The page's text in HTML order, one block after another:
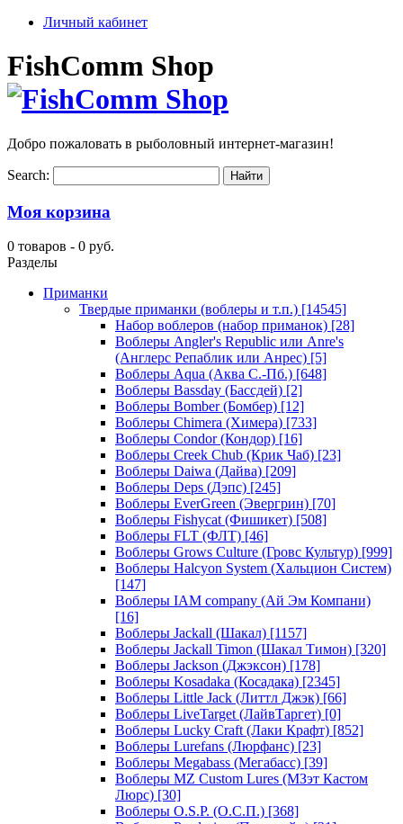
Личный кабинет
FishComm Shop
Добро пожаловать в рыболовный интернет-магазин!
Search:
Моя корзина
0 товаров - 0 руб.
Разделы
Приманки
Твердые приманки (воблеры и т.п.) [14545]
Набор воблеров (набор приманок) [28]
Воблеры Angler's Republic или Anre's
(Англерс Репаблик или Анрес) [5]
Воблеры Aqua (Аква С.-Пб.) [648]
Воблеры Bassday (Бассдей) [2]
Воблеры Bomber (Бомбер) [12]
Воблеры Chimera (Химера) [733]
Воблеры Condor (Кондор) [16]
Воблеры Creek Chub (Крик Чаб) [23]
Воблеры Daiwa (Дайва) [209]
Воблеры Deps (Дэпс) [245]
Воблеры EverGreen (Эвергрин) [70]
Воблеры Fishycat (Фишикет) [508]
Воблеры FLT (ФЛТ) [46]
Воблеры Grows Culture (Гровс Культур) [999]
Воблеры Halcyon System (Хальцион Систем)
[147]
Воблеры IAM company (Ай Эм Компани)
[16]
Воблеры Jackall (Шакал) [1157]
Воблеры Jackall Timon (Шакал Тимон) [320]
Воблеры Jackson (Джэксон) [178]
Воблеры Kosadaka (Косадака) [2345]
Воблеры Little Jack (Литтл Джэк) [66]
Воблеры LiveTarget (ЛайвТаргет) [0]
Воблеры Lucky Craft (Лаки Крафт) [852]
Воблеры Lurefans (Люрфанс) [23]
Воблеры Megabass (Мегабасс) [39]
Воблеры MZ Custom Lures (МЗэт Кастом
Люрс) [30]
Воблеры O.S.P. (О.С.П.) [368]